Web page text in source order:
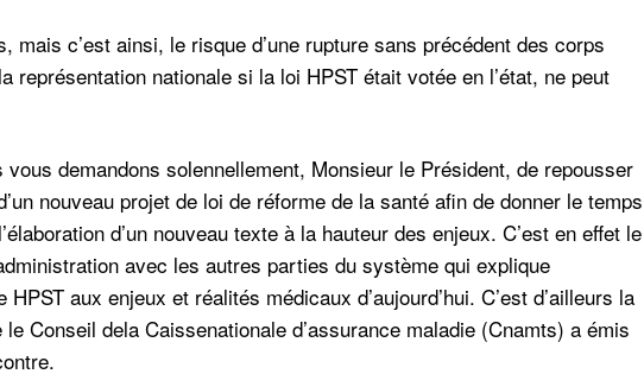
mais c’est ainsi, le risque d’une rupture sans précédent des corps
représentation nationale si la loi HPST était votée en l’état, ne peut
demandons solennellement, Monsieur le Président, de repousser
nouveau projet de loi de réforme de la santé afin de donner le temps
d’un nouveau texte à la hauteur des enjeux. C’est en effet le
avec les autres parties du système qui explique
HPST aux enjeux et réalités médicaux d’aujourd’hui. C’est d’ailleurs la
Conseil dela Caissenationale d’assurance maladie (Cnamts) a émis